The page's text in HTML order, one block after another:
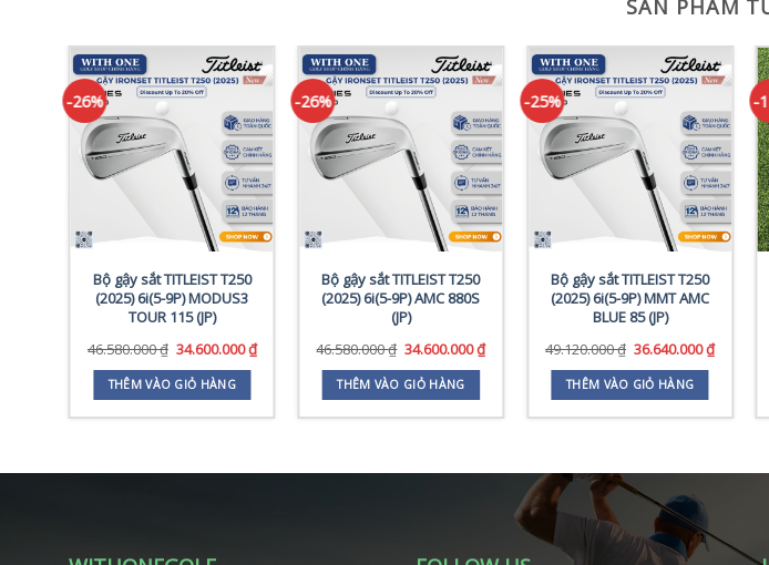
SẢN PHẨM
-26%
Bộ gậy sắt TITLEIST T250
(2025) 6i(5-9P) MODUS3
TOUR 115 (JP)
46.580.000₫ Giá
là:
46.580.000 ₫.
34.600.000₫Giá
34.600.000 ₫.
THÊM VÀO GIỎ HÀNG
-26%
Bộ gậy sắt TITLEIST T250
(2025) 6i(5-9P) AMC 880S
(JP)
46.580.000₫ Giá
là:
46.580.000 ₫.
34.600.000₫Giá
34.600.000 ₫.
THÊM VÀO GIỎ HÀNG
-25%
Bộ gậy sắt TITLEIST T250
(2025) 6i(5-9P) MMT AMC
BLUE 85 (JP)
49.120.000₫ Giá
là:
49.120.000 ₫.
36.640.000₫Giá
THÊM VÀO GIỎ HÀNG
-